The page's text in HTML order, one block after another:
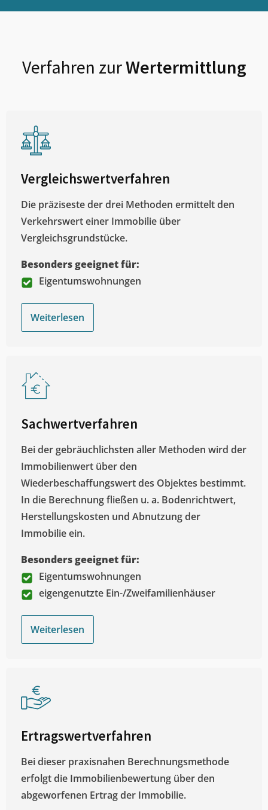
Verfahren zurWertermittlung
Vergleichswertverfahren
Die präziseste der drei Methoden ermittelt den
Verkehrswert einer Immobilie über
Vergleichsgrundstücke.
Besonders geeignet für:
Eigentumswohnungen
Weiterlesen
Sachwertverfahren
Bei der gebräuchlichsten aller Methoden wird der
Immobilienwert über den
Wiederbeschaffungswert des Objektes bestimmt.
In die Berechnung fließen u. a. Bodenrichtwert,
Herstellungskosten und Abnutzung der
Immobilie ein.
Besonders geeignet für:
Eigentumswohnungen
eigengenutzte Ein-/Zweifamilienhäuser
Weiterlesen
Ertragswertverfahren
Bei dieser praxisnahen Berechnungsmethode
erfolgt die Immobilienbewertung über den
abgeworfenen Ertrag der Immobilie.